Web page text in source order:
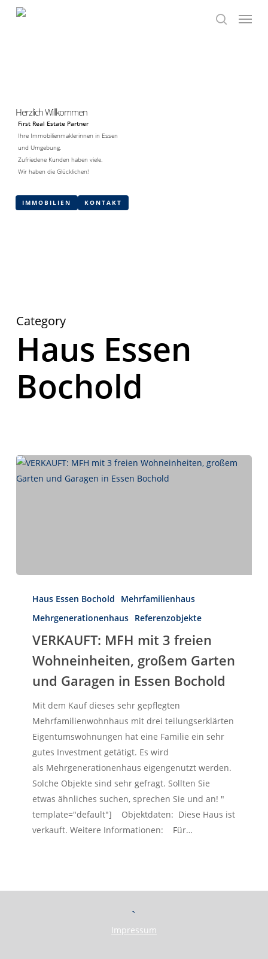
search
Menu
Herzlich Willkommen
First Real Estate Partner
Ihre Immobilienmaklerinnen in Essen
und Umgebung.
Zufriedene Kunden haben viele.
Wir haben die Glücklichen!
IMMOBILIEN KONTAKT
Herzlich Willkommen
First Real Estate Partner
Ihre Immobilienmaklerinnen in Essen
und Umgebung.
Mit Leidenschaft und Know-how kümmern wir uns um
First Real Estate Partner
die perfekt zu Ihnen passt?
Dann möchten wir Ihre erste Adresse
für Ihre neue Adresse sein!
IMMOBILIEN KONTAKT
Herzlich Willkommen
Wir bieten ein individuelles Rundumsorglospaket!
Category
Haus Essen
Bochold
MFH
freien
Wohneinheiten,
Garagen
Essen
Bochold
Haus Essen Bochold
Mehrfamilienhaus
Mehrgenerationenhaus Referenzobjekte
VERKAUFT: MFH mit 3 freien
Wohneinheiten, großem Garten
und Garagen in Essen Bochold
Mit dem Kauf dieses sehr gepflegten
Mehrfamilienwohnhaus mit drei teilungserklärten
Eigentumswohnungen hat eine Familie ein sehr
gutes Investment getätigt. Es wird
als Mehrgenerationenhaus eigengenutzt werden.
Solche Objekte sind sehr gefragt. Sollten Sie
etwas ähnliches suchen, sprechen Sie und an! "
template="default"] Objektdaten: Diese Haus ist
verkauft. Weitere Informationen: Für…
Impressum